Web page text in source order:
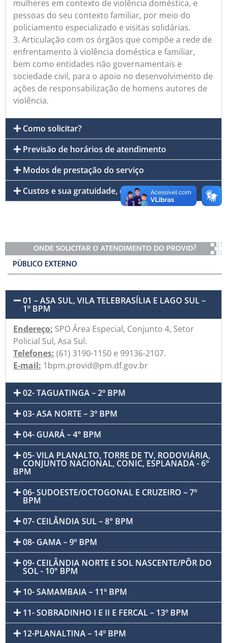
mulheres em contexto de violência doméstica, e
pessoas do seu contexto familiar, por meio do
policiamento especializado e visitas solidárias.
3. Articulação com os órgãos que compõe a rede de
enfrentamento à violência doméstica e familiar,
bem como entidades não governamentais e
sociedade civil, para o apoio no desenvolvimento de
ações de responsabilização de homens autores de
violência.
Como solicitar?
Previsão de horários de atendimento
Modos de prestação do serviço
Custos e sua gratuidade, quando for o caso
PÚBLICO EXTERNO
ONDE SOLICITAR O ATENDIMENTO DO PROVID?
01 – ASA SUL, VILA TELEBRASÍLIA E LAGO SUL –
1º BPM
Endereço: SPO Área Especial, Conjunto 4, Setor
Policial Sul, Asa Sul.
Telefones: (61) 3190-1150 e 99136-2107.
E-mail: 1bpm.provid@pm.df.gov.br
02- TAGUATINGA – 2º BPM
03- ASA NORTE – 3º BPM
04- GUARÁ – 4° BPM
05- VILA PLANALTO, TORRE DE TV, RODOVIÁRIA,
CONJUNTO NACIONAL, CONIC, ESPLANADA - 6°
BPM
06- SUDOESTE/OCTOGONAL E CRUZEIRO – 7º
BPM
07- CEILÂNDIA SUL – 8° BPM
08- GAMA – 9º BPM
09- CEILÂNDIA NORTE E SOL NASCENTE/PÔR DO
SOL - 10° BPM
10- SAMAMBAIA – 11º BPM
11- SOBRADINHO I E II E FERCAL – 13º BPM
12-PLANALTINA – 14º BPM